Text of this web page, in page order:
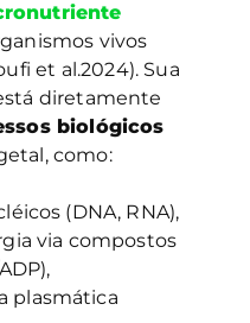
vivos
et al.2024). Sua
diretamente
biológicos
como:
(DNA, RNA),
via compostos
plasmática